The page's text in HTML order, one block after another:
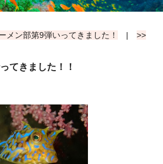
メン部第9弾いってきました！ | >>
てきました！！